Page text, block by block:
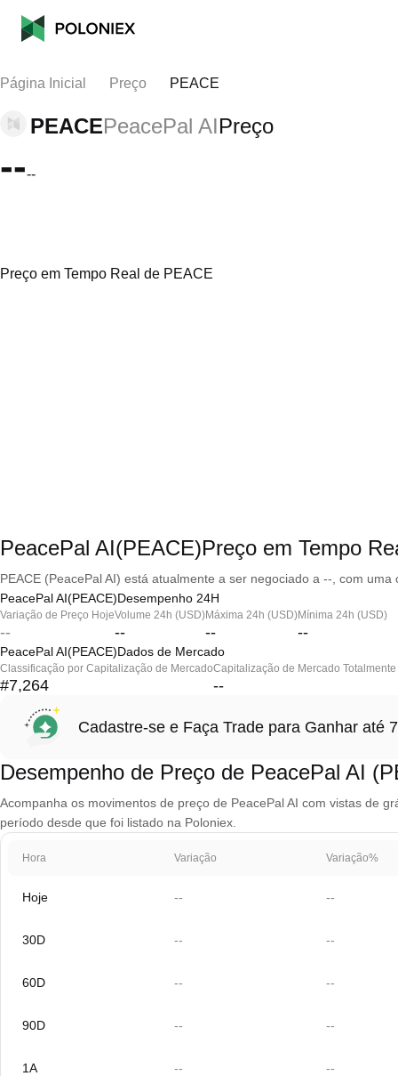
Página Inicial Preço PEACE
PEACEPeacePal AIPreço
----
Preço em Tempo Real de PEACE
PeacePal AI(PEACE)Preço em Tempo
PEACE (PeacePal AI) está atualmente a ser negociado a --, com
PeacePal AI(PEACE)Desempenho 24H
Variação de Preço Hoje
--
Volume 24h (USD)
--
Máxima 24h (USD)
--
Mínima 24h (USD)
--
PeacePal AI(PEACE)Dados de Mercado
Classificação por Capitalização de Mercado
#7,264
Capitalização de Mercado
--
Cadastre-se e Faça Trade para Ganhar até
Desempenho de Preço de PeacePal AI
Acompanha os movimentos de preço de PeacePal AI com vistas de
período desde que foi listado na Poloniex.
Hora Variação Variação%
Hoje -- --
30D -- --
60D -- --
90D -- --
1A -- --